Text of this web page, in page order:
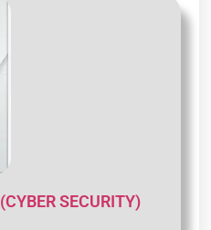
SECURITY)